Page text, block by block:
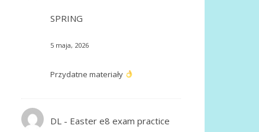
SPRING
5 maja, 2026
Przydatne materiały
DL- Easter e8 exam practice